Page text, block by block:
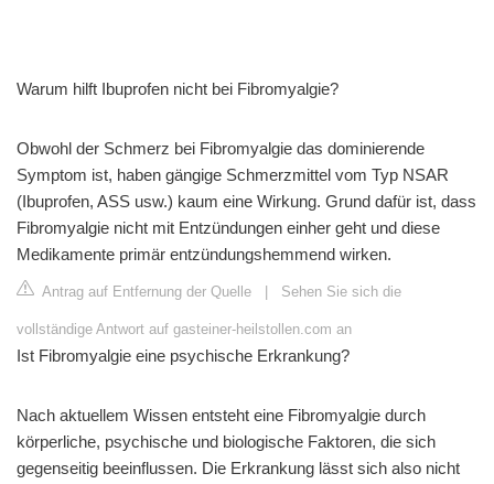
Warum hilft Ibuprofen nicht bei Fibromyalgie?
Obwohl der Schmerz bei Fibromyalgie das dominierende
Symptom ist, haben gängige Schmerzmittel vom Typ NSAR
(Ibuprofen, ASS usw.) kaum eine Wirkung. Grund dafür ist, dass
Fibromyalgie nicht mit Entzündungen einher geht und diese
Medikamente primär entzündungshemmend wirken.
Antrag auf Entfernung der Quelle Sehen Sie sich die
vollständige Antwort auf gasteiner-heilstollen.com an
Ist Fibromyalgie eine psychische Erkrankung?
Nach aktuellem Wissen entsteht eine Fibromyalgie durch
körperliche, psychische und biologische Faktoren, die sich
gegenseitig beeinflussen. Die Erkrankung lässt sich also nicht